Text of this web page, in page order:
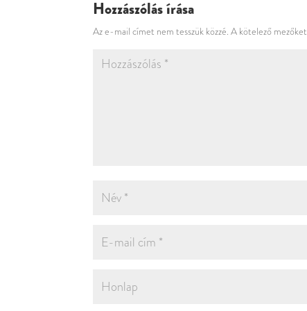
Hozzászólás írása
Az e-mail címet nem tesszük közzé. A kötelező mezőket